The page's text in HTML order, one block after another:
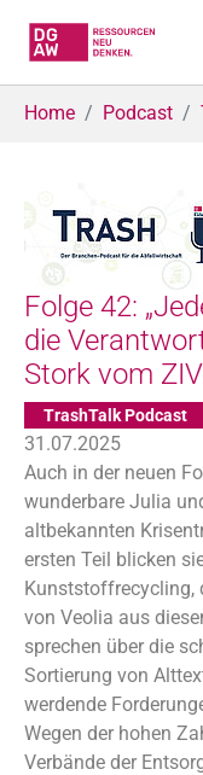
Home Podcast
Folge 42:
die
Stork vom
TrashTalk Podcast
31.07.2025
Auch in der neuen
wunderbare Julia
altbekannten
ersten Teil blicken
Kunststoffrecycling,
von Veolia aus
sprechen über die
Sortierung von
werdende
Wegen der hohen
Verbände der